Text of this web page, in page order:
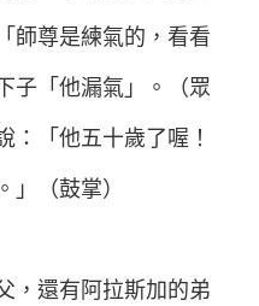
師尊是練氣的，看看
子「他漏氣」。（眾
：「他五十歲了喔！
」（鼓掌）
，還有阿拉斯加的弟